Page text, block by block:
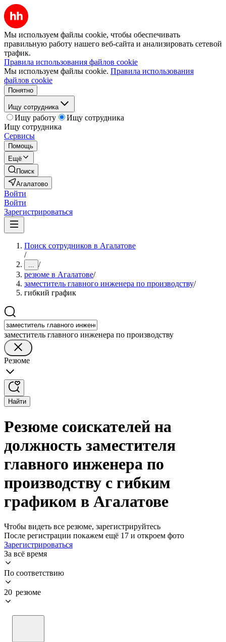
Мы используем файлы cookie, чтобы обеспечивать
правильную работу нашего веб-сайта и анализировать сетевой
трафик.
Правила использования файлов cookie
Мы используем файлы cookie. Правила использования
файлов cookie
Понятно
Ищу сотрудника
Ищу работу
Ищу сотрудника
Ищу сотрудника
Сервисы
Помощь
Ещё
Поиск
Агалатово
Войти
Войти
Зарегистрироваться
Поиск сотрудников в Агалатове
/
... /
резюме в Агалатове/
заместитель главного инженера по производству/
гибкий график
заместитель главного инженера по производству
Резюме
Найти
Резюме соискателей на
должность заместителя
главного инженера по
производству с гибким
графиком в Агалатове
Чтобы видеть все резюме, зарегистрируйтесь
После регистрации покажем ещё 17 и откроем фото
Зарегистрироваться
За всё время
По соответствию
20 резюме